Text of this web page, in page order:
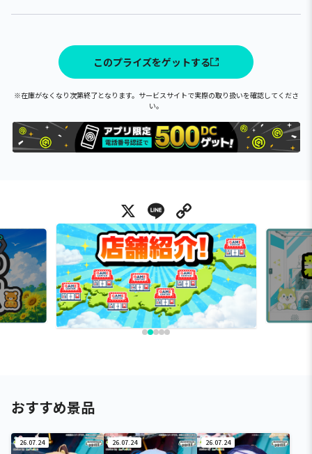
このプライズをゲットする
※在庫がなくなり次第終了となります。サービスサイトで実際の取り扱いを確認してくださ
い。
X Line
おすすめ景品
26.07.24 26.07.24 26.07.24